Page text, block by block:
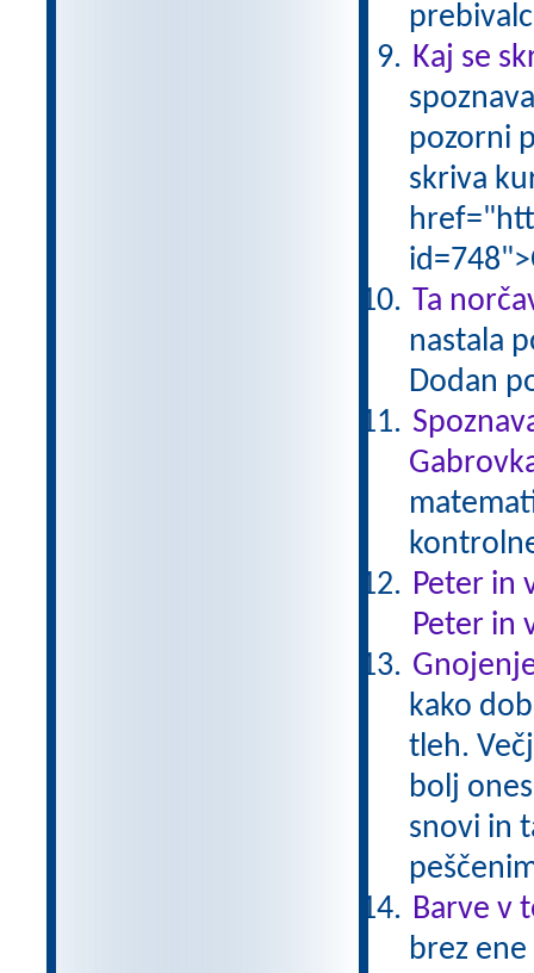
Kaj se
pozorni
skriva
Ta
nastala
Dodan
Peter in
Peter in
kako
tleh.
bolj
snovi in
Barve v
brez